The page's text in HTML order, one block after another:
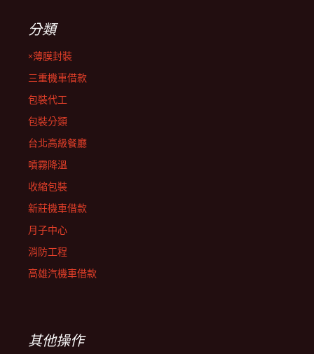
分類
×薄膜封裝
三重機車借款
包裝代工
包裝分類
台北高級餐廳
噴霧降溫
收縮包裝
新莊機車借款
月子中心
消防工程
高雄汽機車借款
其他操作